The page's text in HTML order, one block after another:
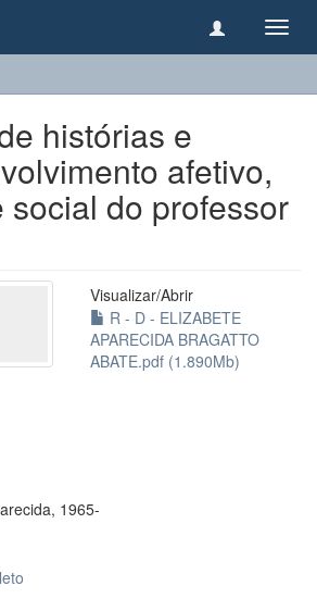
histórias e
afetivo,
social do professor
Visualizar/Abrir
R - D - ELIZABETE
APARECIDA BRAGATTO
ABATE.pdf (1.890Mb)
1965-